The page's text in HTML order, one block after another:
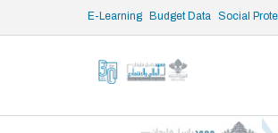
E-Learning Budget Data Social